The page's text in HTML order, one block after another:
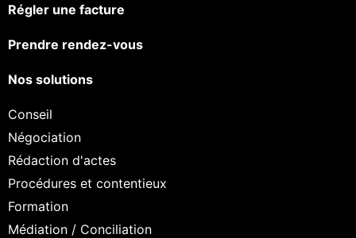
Régler une facture
Prendre rendez-vous
Nos solutions
Conseil
Négociation
Rédaction d'actes
Procédures et contentieux
Formation
Médiation / Conciliation